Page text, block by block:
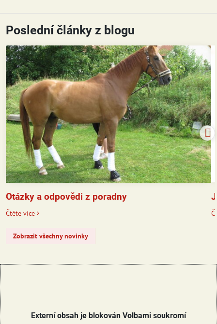
Poslední články z blogu
Otázky a odpovědi z poradny
Čtěte více
Zobrazit všechny novinky
Externí obsah je blokován Volbami soukromí